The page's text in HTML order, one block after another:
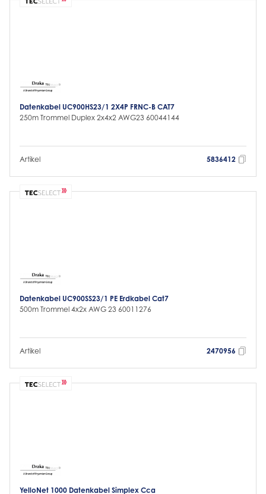
Datenkabel UC900HS23/1 2X4P FRNC-B CAT7
250m Trommel Duplex 2x4x2 AWG23 60044144
Artikel 5836412
Datenkabel UC900SS23/1 PE Erdkabel Cat7
500m Trommel 4x2x AWG 23 60011276
Artikel 2470956
YelloNet 1000 Datenkabel Simplex Cca